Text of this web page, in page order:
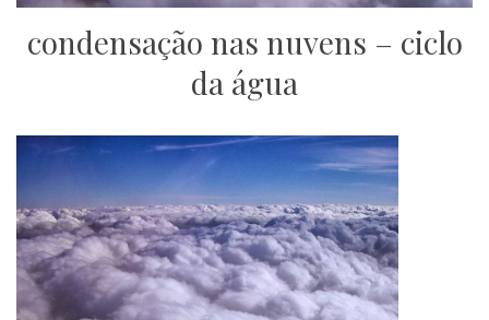
condensação nas nuvens – ciclo
da água